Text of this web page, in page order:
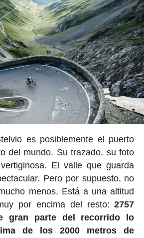
es posiblemente el puerto
del mundo. Su trazado, su foto
El valle que guarda
Pero por supuesto, no
menos. Está a una altitud
por encima del resto:2757
gran parte del recorrido lo
de los 2000 metros de